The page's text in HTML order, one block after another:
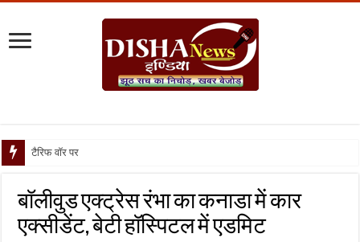
टैरिफ वॉर पर पिघली बर्फ, ट
बॉलीवुड एक्ट्रेस रंभा का कनाडा में कार
एक्सीडेंट, बेटी हॉस्पिटल में एडमिट